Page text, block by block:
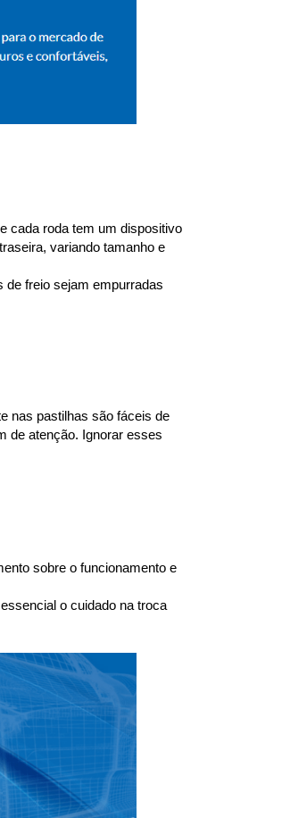
cada roda tem um dispositivo
variando tamanho e
de freio sejam empurradas
nas pastilhas são fáceis de
de atenção. Ignorar esses
sobre o funcionamento e
o cuidado na troca